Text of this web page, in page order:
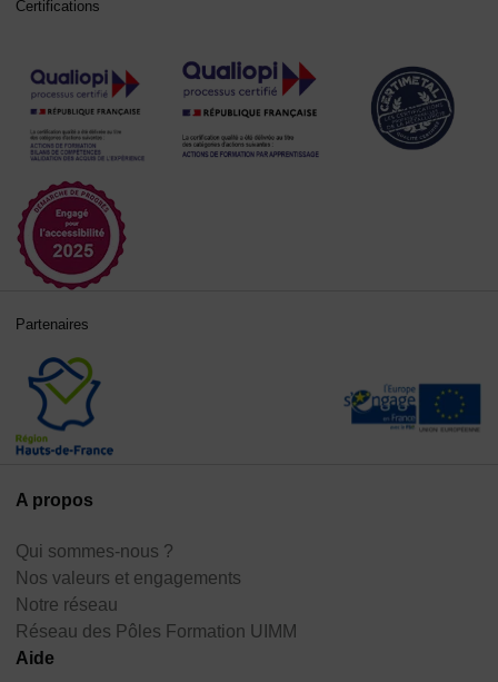
A propos
Qui sommes-nous ?
Nos valeurs et engagements
Notre réseau
Réseau des Pôles Formation UIMM
Aide
Certifications
Partenaires